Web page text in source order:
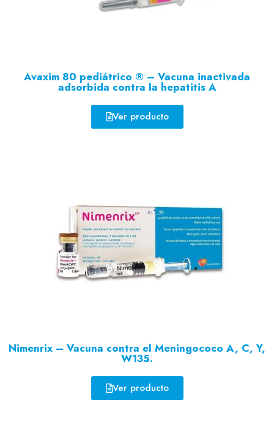
Avaxim 80 pediátrico ® – Vacuna inactivada
adsorbida contra la hepatitis A
Ver producto
Nimenrix – Vacuna contra el Meningococo A, C, Y,
W135.
Ver producto